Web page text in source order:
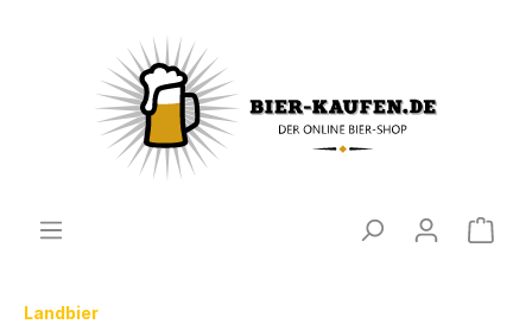
Landbier